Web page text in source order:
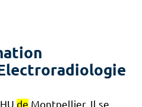
de Montpellier. Il se